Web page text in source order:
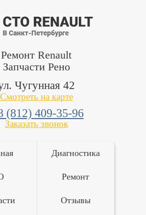
Ремонт Renault
Запчасти Рено
Чугунная 42
Смотреть на карте
(812) 409-35-96
Заказать звонок
Диагностика
Ремонт
Отзывы